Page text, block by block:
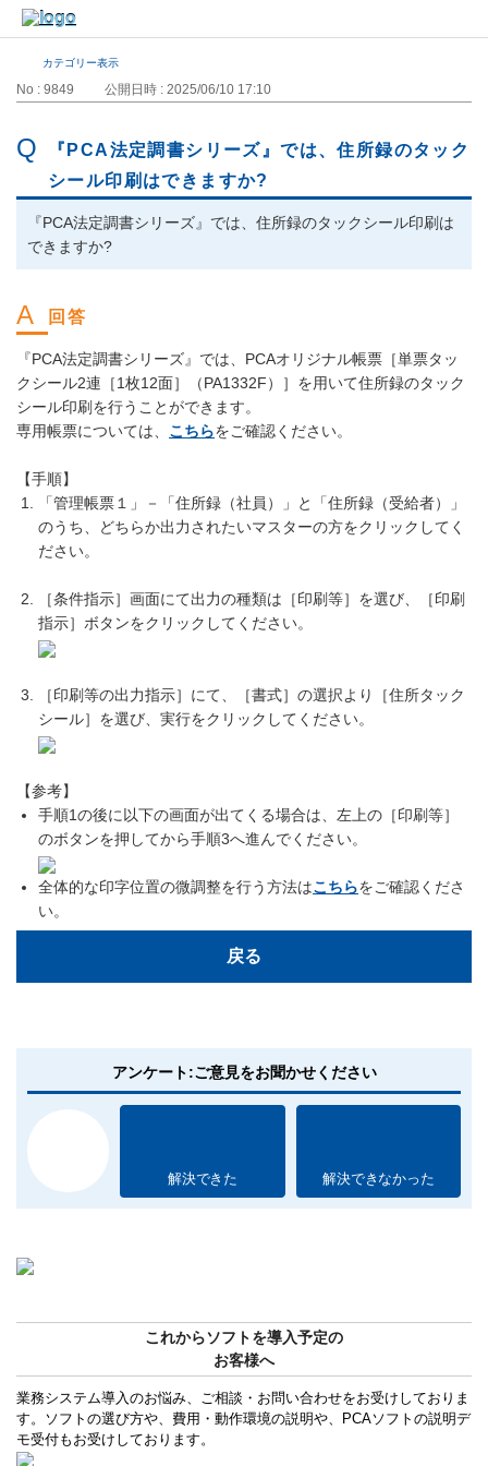
カテゴリー表示
No : 9849 公開日時 : 2025/06/10 17:10
『PCA法定調書シリーズ』では、住所録のタック
シール印刷はできますか?
『PCA法定調書シリーズ』では、住所録のタックシール印刷は
できますか?
『PCA法定調書シリーズ』では、PCAオリジナル帳票［単票タッ
クシール2連［1枚12面］（PA1332F）］を用いて住所録のタック
シール印刷を行うことができます。
専用帳票については、 こちらをご確認ください。
【手順】
「管理帳票１」－「住所録（社員）」と「住所録（受給者）」
のうち、どちらか出力されたいマスターの方をクリックしてく
ださい。
［条件指示］画面にて出力の種類は［印刷等］を選び、［印刷
指示］ボタンをクリックしてください。
［印刷等の出力指示］にて、［書式］の選択より［住所タック
シール］を選び、実行をクリックしてください。
【参考】
手順1の後に以下の画面が出てくる場合は、左上の［印刷等］
のボタンを押してから手順3へ進んでください。
全体的な印字位置の微調整を行う方法はこちらをご確認くださ
い。
戻る
アンケート:ご意見をお聞かせください
解決できた 解決できなかった
これからソフトを導入予定の
お客様へ
業務システム導入のお悩み、ご相談・お問い合わせをお受けしておりま
す。ソフトの選び方や、費用・動作環境の説明や、PCAソフトの説明デ
モ受付もお受けしております。